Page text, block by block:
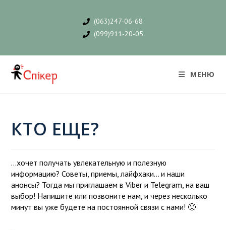
(063)247-06-68
(099)911-20-05
МЕНЮ
КТО ЕЩЕ?
…хочет получать увлекательную и полезную
информацию? Советы, приемы, лайфхаки… и наши
анонсы? Тогда мы приглашаем в Viber и Telegram, на ваш
выбор! Напишите или позвоните нам, и через несколько
минут вы уже будете на постоянной связи с нами! 🙂